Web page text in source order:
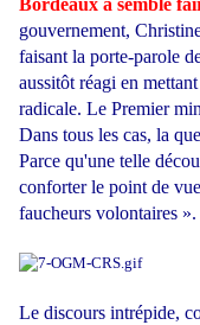
Bordeaux a semblé
gouvernement,
faisant la porte-parole
aussitôt réagi en
radicale. Le Premier
Dans tous les cas, la
Parce qu'une telle
conforter le point de
faucheurs volontaires ».
Le discours intrépide,